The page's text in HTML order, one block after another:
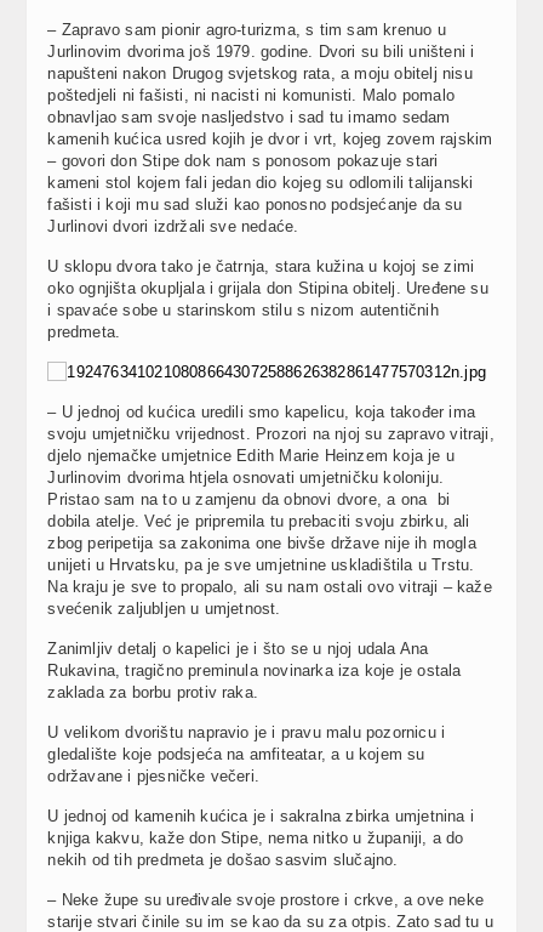
– Zapravo sam pionir agro-turizma, s tim sam krenuo u
Jurlinovim dvorima još 1979. godine. Dvori su bili uništeni i
napušteni nakon Drugog svjetskog rata, a moju obitelj nisu
poštedjeli ni fašisti, ni nacisti ni komunisti. Malo pomalo
obnavljao sam svoje nasljedstvo i sad tu imamo sedam
kamenih kućica usred kojih je dvor i vrt, kojeg zovem rajskim
– govori don Stipe dok nam s ponosom pokazuje stari
kameni stol kojem fali jedan dio kojeg su odlomili talijanski
fašisti i koji mu sad služi kao ponosno podsjećanje da su
Jurlinovi dvori izdržali sve nedaće.
U sklopu dvora tako je čatrnja, stara kužina u kojoj se zimi
oko ognjišta okupljala i grijala don Stipina obitelj. Uređene su
i spavaće sobe u starinskom stilu s nizom autentičnih
predmeta.
– U jednoj od kućica uredili smo kapelicu, koja također ima
svoju umjetničku vrijednost. Prozori na njoj su zapravo vitraji,
djelo njemačke umjetnice Edith Marie Heinzem koja je u
Jurlinovim dvorima htjela osnovati umjetničku koloniju.
Pristao sam na to u zamjenu da obnovi dvore, a ona bi
dobila atelje. Već je pripremila tu prebaciti svoju zbirku, ali
zbog peripetija sa zakonima one bivše države nije ih mogla
unijeti u Hrvatsku, pa je sve umjetnine uskladištila u Trstu.
Na kraju je sve to propalo, ali su nam ostali ovo vitraji – kaže
svećenik zaljubljen u umjetnost.
Zanimljiv detalj o kapelici je i što se u njoj udala Ana
Rukavina, tragično preminula novinarka iza koje je ostala
zaklada za borbu protiv raka.
U velikom dvorištu napravio je i pravu malu pozornicu i
gledalište koje podsjeća na amfiteatar, a u kojem su
održavane i pjesničke večeri.
U jednoj od kamenih kućica je i sakralna zbirka umjetnina i
knjiga kakvu, kaže don Stipe, nema nitko u županiji, a do
nekih od tih predmeta je došao sasvim slučajno.
– Neke župe su uređivale svoje prostore i crkve, a ove neke
starije stvari činile su im se kao da su za otpis. Zato sad tu u